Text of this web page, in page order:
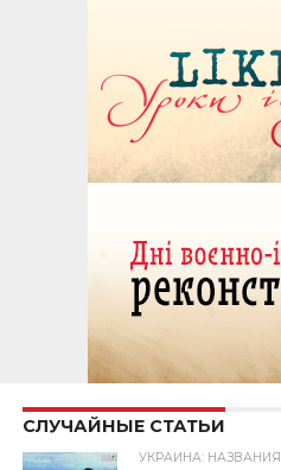
СЛУЧАЙНЫЕ СТАТЬИ
УКРАИНА: НАЗВАНИЯ